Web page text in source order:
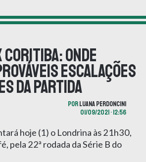
Coritiba: onde
escalações
da partida
PORLUANA PERDONCINI
01/09/2021 • 12:56
hoje (1) o Londrina às 21h30,
pela 22ª rodada da Série B do